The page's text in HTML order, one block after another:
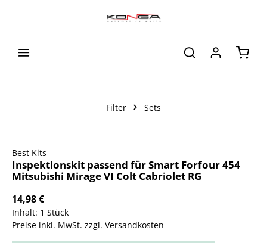
Filter Sets
Best Kits
Inspektionskit passend für Smart Forfour 454
Mitsubishi Mirage VI Colt Cabriolet RG
14,98 €
Inhalt: 1 Stück
Preise inkl. MwSt. zzgl. Versandkosten